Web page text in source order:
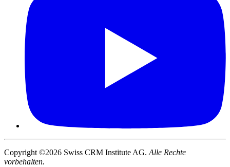
Copyright ©2026 Swiss CRM Institute AG. Alle Rechte
vorbehalten.